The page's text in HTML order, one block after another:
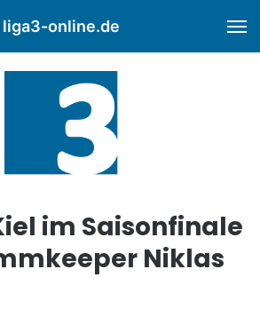
liga3-online.de
im Saisonfinale
Niklas